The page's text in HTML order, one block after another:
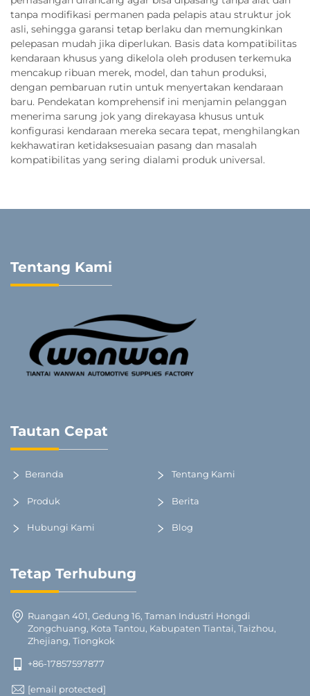
tanpa modifikasi permanen pada pelapis atau struktur jok
asli, sehingga garansi tetap berlaku dan memungkinkan
pelepasan mudah jika diperlukan. Basis data kompatibilitas
kendaraan khusus yang dikelola oleh produsen terkemuka
mencakup ribuan merek, model, dan tahun produksi,
dengan pembaruan rutin untuk menyertakan kendaraan
baru. Pendekatan komprehensif ini menjamin pelanggan
menerima sarung jok yang direkayasa khusus untuk
konfigurasi kendaraan mereka secara tepat, menghilangkan
kekhawatiran ketidaksesuaian pasang dan masalah
kompatibilitas yang sering dialami produk universal.
Tentang Kami
Tautan Cepat
Beranda Tentang Kami
Produk Berita
Hubungi Kami Blog
Tetap Terhubung
Ruangan 401, Gedung 16, Taman Industri Hongdi
Zongchuang, Kota Tantou, Kabupaten Tiantai, Taizhou,
Zhejiang, Tiongkok
+86-17857597877
[email protected]